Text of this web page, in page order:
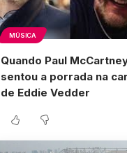
MÚSICA
Quando Paul
sentou a porrada na
de Eddie Vedder